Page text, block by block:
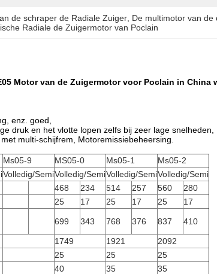
de schraper de Radiale Zuiger De multimotor van de
Radiale de Zuigermotor van Poclain
Motor van de Zuigermotor voor Poclain in China
enz. goed,
druk en het vlotte lopen zelfs bij zeer lage snelheden,
multi-schijfrem, Motoremissiebeheersing.
Ms05-9 MS05-0 Ms05-1
Ms05-2
Volledig/SemiVolledig/SemiVolledig/SemiVolledig/Semi
468 234 514 257 560
280
25 17 25 17 25
17
699 343 768 376 837 410
1749 1921
2092
25 25
25
40 35
35